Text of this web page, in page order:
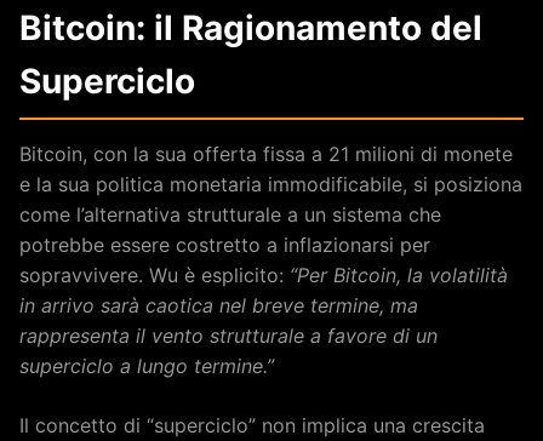
Bitcoin: il Ragionamento del
Superciclo
Bitcoin, con la sua offerta fissa a 21 milioni di monete
e la sua politica monetaria immodificabile, si posiziona
come l’alternativa strutturale a un sistema che
potrebbe essere costretto a inflazionarsi per
sopravvivere. Wu è esplicito: “Per Bitcoin, la volatilità
in arrivo sarà caotica nel breve termine, ma
rappresenta il vento strutturale a favore di un
superciclo a lungo termine.”
Il concetto di “superciclo” non implica una crescita